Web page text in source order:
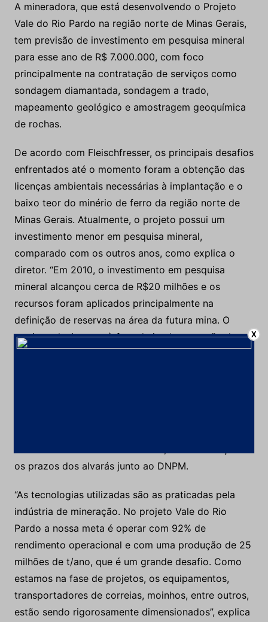
A mineradora, que está desenvolvendo o Projeto
Vale do Rio Pardo na região norte de Minas Gerais,
tem previsão de investimento em pesquisa mineral
para esse ano de R$ 7.000.000, com foco
principalmente na contratação de serviços como
sondagem diamantada, sondagem a trado,
mapeamento geológico e amostragem geoquímica
de rochas.
De acordo com Fleischfresser, os principais desafios
enfrentados até o momento foram a obtenção das
licenças ambientais necessárias à implantação e o
baixo teor do minério de ferro da região norte de
Minas Gerais. Atualmente, o projeto possui um
investimento menor em pesquisa mineral,
comparado com os outros anos, como explica o
diretor. “Em 2010, o investimento em pesquisa
mineral alcançou cerca de R$20 milhões e os
recursos foram aplicados principalmente na
definição de reservas na área da futura mina. O
motivo relaciona-se à fase de implementação do
os prazos dos alvarás junto ao DNPM.
“As tecnologias utilizadas são as praticadas pela
indústria de mineração. No projeto Vale do Rio
Pardo a nossa meta é operar com 92% de
rendimento operacional e com uma produção de 25
milhões de t/ano, que é um grande desafio. Como
estamos na fase de projetos, os equipamentos,
transportadores de correias, moinhos, entre outros,
estão sendo rigorosamente dimensionados”, explica
X